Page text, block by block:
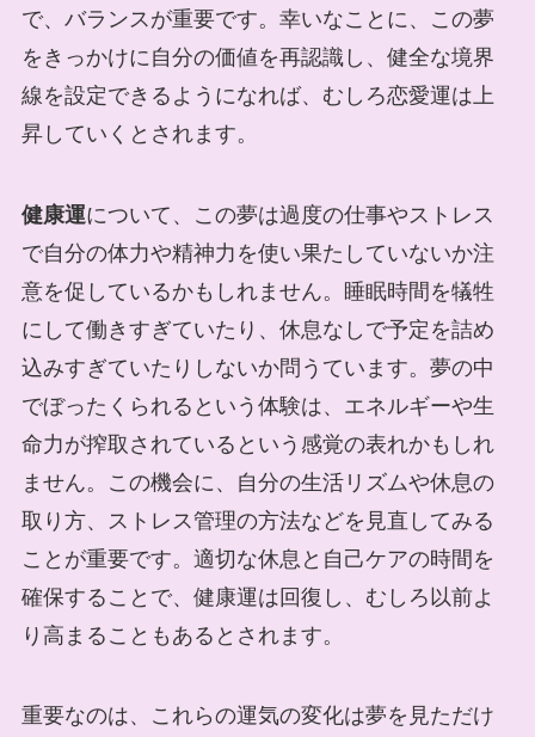
で、バランスが重要です。幸いなことに、この夢
をきっかけに自分の価値を再認識し、健全な境界
線を設定できるようになれば、むしろ恋愛運は上
昇していくとされます。
健康運について、この夢は過度の仕事やストレス
で自分の体力や精神力を使い果たしていないか注
意を促しているかもしれません。睡眠時間を犠牲
にして働きすぎていたり、休息なしで予定を詰め
込みすぎていたりしないか問うています。夢の中
でぼったくられるという体験は、エネルギーや生
命力が搾取されているという感覚の表れかもしれ
ません。この機会に、自分の生活リズムや休息の
取り方、ストレス管理の方法などを見直してみる
ことが重要です。適切な休息と自己ケアの時間を
確保することで、健康運は回復し、むしろ以前よ
り高まることもあるとされます。
重要なのは、これらの運気の変化は夢を見ただけ